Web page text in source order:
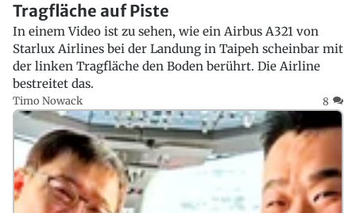
Tragfläche auf Piste
In einem Video ist zu sehen, wie ein Airbus A321 von
Starlux Airlines bei der Landung in Taipeh scheinbar mit
der linken Tragfläche den Boden berührt. Die Airline
bestreitet das.
Timo Nowack 8